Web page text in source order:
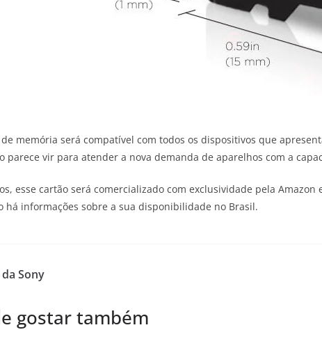
memória será compatível com todos os dispositivos que
parece vir para atender a nova demanda de aparelhos com a
esse cartão será comercializado com exclusividade pela
há informações sobre a sua disponibilidade no Brasil.
Sony
gostar também